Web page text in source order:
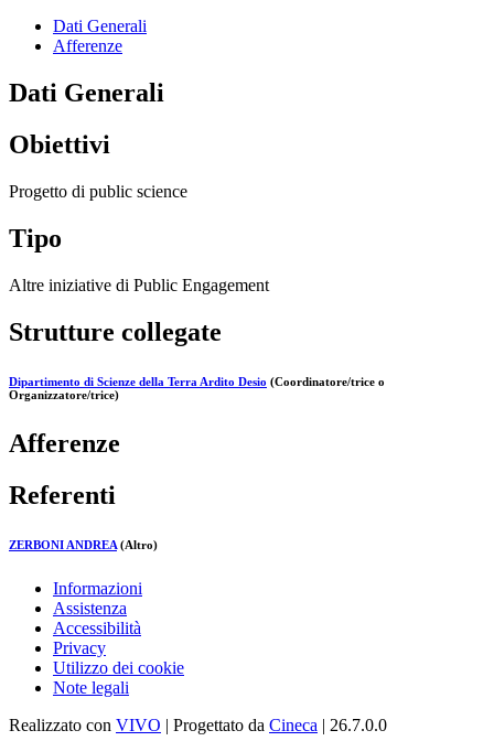
Dati Generali
Afferenze
Dati Generali
Obiettivi
Progetto di public science
Tipo
Altre iniziative di Public Engagement
Strutture collegate
Dipartimento di Scienze della Terra Ardito Desio (Coordinatore/trice o
Organizzatore/trice)
Afferenze
Referenti
ZERBONI ANDREA (Altro)
Informazioni
Assistenza
Accessibilità
Privacy
Utilizzo dei cookie
Note legali
Realizzato con VIVO | Progettato da Cineca | 26.7.0.0